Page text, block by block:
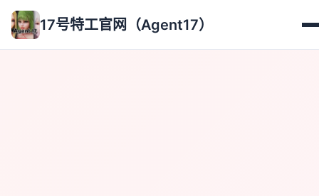
17号特工官网（Agent17）